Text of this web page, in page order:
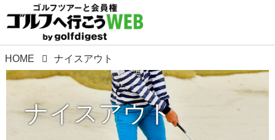
HOME ナイスアウト
ナイスアウト